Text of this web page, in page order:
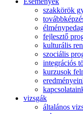
szakkörök
fejlesztő
kulturális
szociális
integrációs
kurzusok
vizsgák
általános